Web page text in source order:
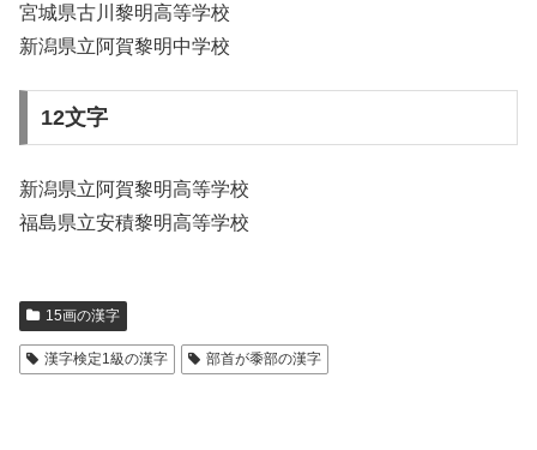
宮城県古川黎明高等学校
新潟県立阿賀黎明中学校
12文字
新潟県立阿賀黎明高等学校
福島県立安積黎明高等学校
15画の漢字
漢字検定1級の漢字 部首が黍部の漢字